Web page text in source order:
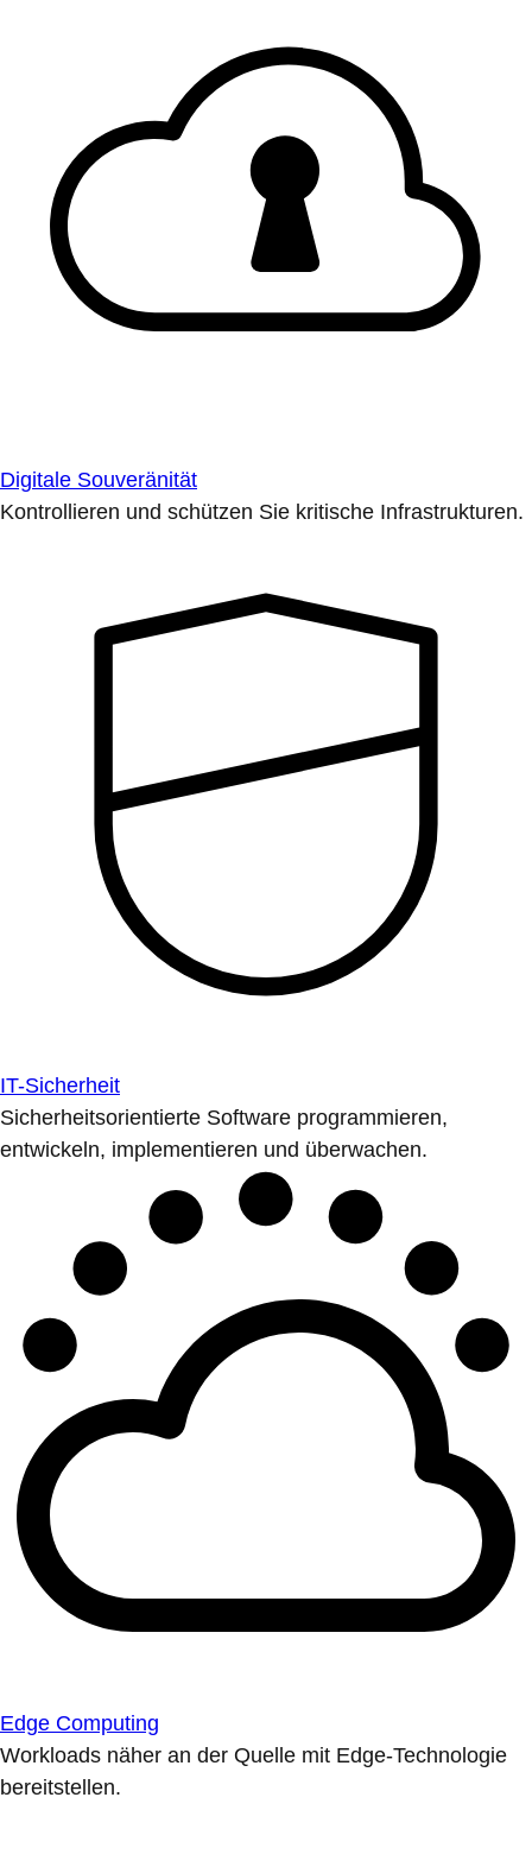
Digitale Souveränität
Kontrollieren und schützen Sie kritische Infrastrukturen.
IT-Sicherheit
Sicherheitsorientierte Software programmieren,
entwickeln, implementieren und überwachen.
Edge Computing
Workloads näher an der Quelle mit Edge-Technologie
bereitstellen.